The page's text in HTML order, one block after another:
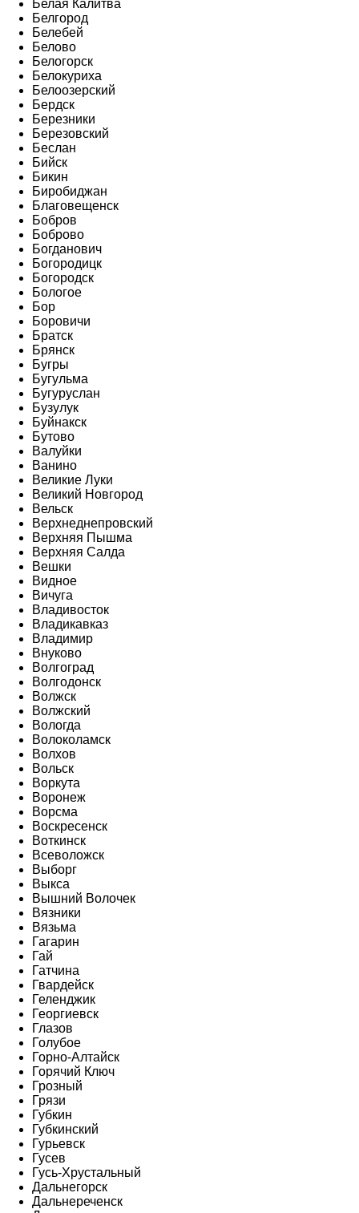
Белая Калитва
Белгород
Белебей
Белово
Белогорск
Белокуриха
Белоозерский
Бердск
Березники
Березовский
Беслан
Бийск
Бикин
Биробиджан
Благовещенск
Бобров
Боброво
Богданович
Богородицк
Богородск
Бологое
Бор
Боровичи
Братск
Брянск
Бугры
Бугульма
Бугуруслан
Бузулук
Буйнакск
Бутово
Валуйки
Ванино
Великие Луки
Великий Новгород
Вельск
Верхнеднепровский
Верхняя Пышма
Верхняя Салда
Вешки
Видное
Вичуга
Владивосток
Владикавказ
Владимир
Внуково
Волгоград
Волгодонск
Волжск
Волжский
Вологда
Волоколамск
Волхов
Вольск
Воркута
Воронеж
Ворсма
Воскресенск
Воткинск
Всеволожск
Выборг
Выкса
Вышний Волочек
Вязники
Вязьма
Гагарин
Гай
Гатчина
Гвардейск
Геленджик
Георгиевск
Глазов
Голубое
Горно-Алтайск
Горячий Ключ
Грозный
Грязи
Губкин
Губкинский
Гурьевск
Гусев
Гусь-Хрустальный
Дальнегорск
Дальнереченск